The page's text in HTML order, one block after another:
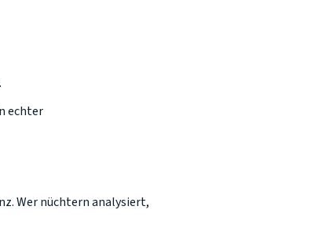
echter
Wer nüchtern analysiert,